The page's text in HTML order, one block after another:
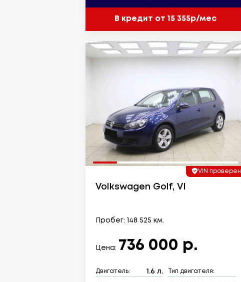
В кредит от 15 355р/мес
VIN проверен
Volkswagen Golf, VI
Пробег: 148 525 км.
Цена: 736 000 р.
Двигатель: 1.6 л. Тип двигателя: